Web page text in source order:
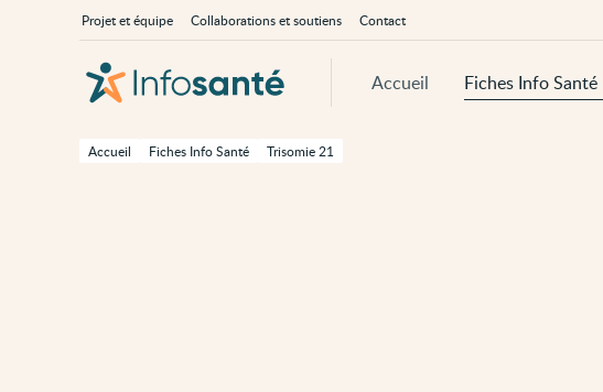
Accueil Fiches Info Santé Trisomie 21
principale
Accueil Fiches Info Santé
À
propos
Projet et équipe Collaborations et soutiens Contact